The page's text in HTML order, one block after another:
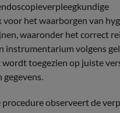
het waarborgen van
waaronder het correct
instrumentarium volgens
toegezien op juiste
gegevens.
procedure observeert de